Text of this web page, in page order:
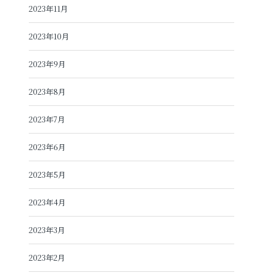
2023年11月
2023年10月
2023年9月
2023年8月
2023年7月
2023年6月
2023年5月
2023年4月
2023年3月
2023年2月